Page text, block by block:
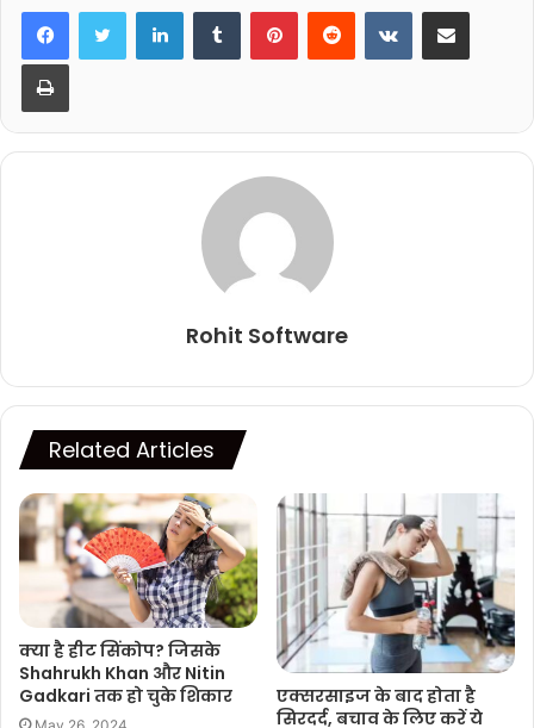
Rohit Software
Related Articles
क्या है हीट सिंकोप? जिसके
Shahrukh Khan और Nitin
Gadkari तक हो चुके शिकार
एक्सरसाइज के बाद होता है
सिरदर्द, बचाव के लिए करें ये